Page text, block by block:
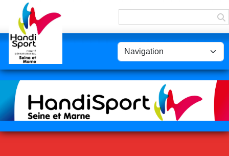
Panneau de gestion des cookies